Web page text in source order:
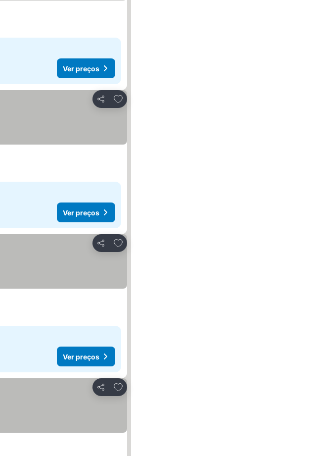
Ver preços
Partilhar
Adicionar aos favoritos
Ver preços
Partilhar
Adicionar aos favoritos
Ver preços
Partilhar
Adicionar aos favoritos